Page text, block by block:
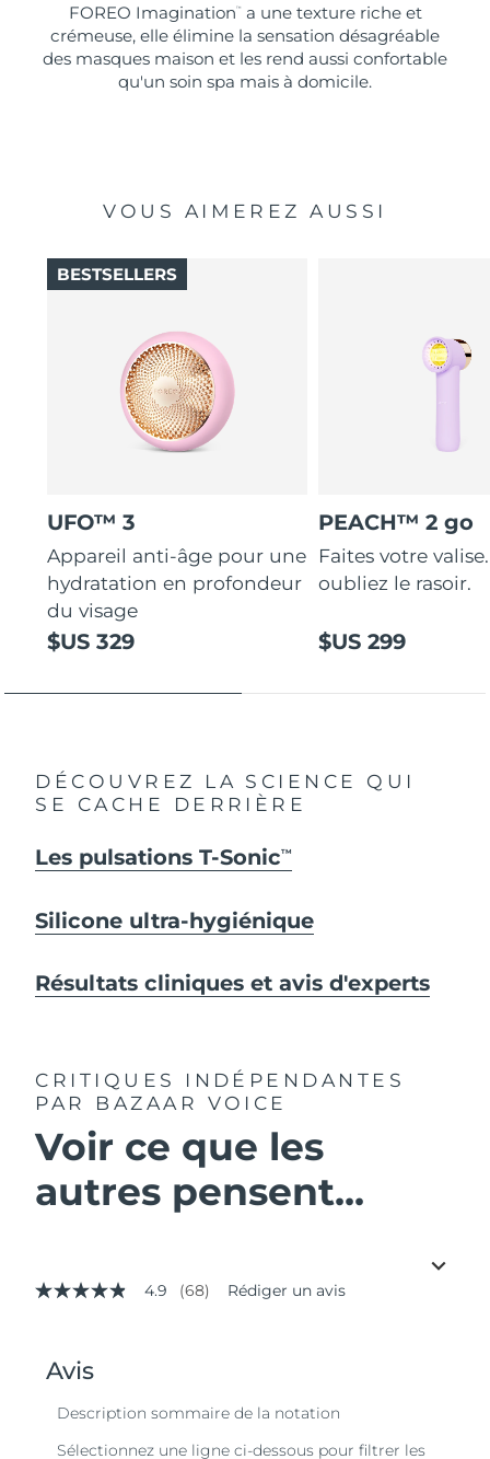
FOREO Imagination ™
a une texture riche et
crémeuse, elle élimine la sensation désagréable
des masques maison et les rend aussi confortable
qu'un soin spa mais à domicile.
VOUS AIMEREZ AUSSI
UFO™ 3
Appareil anti-âge pour une
hydratation en profondeur
du visage
$US 329
BESTSELLERS
PEACH™ 2 go
Faites votre
oubliez le rasoir.
$US 299
DÉCOUVREZ LA SCIENCE QUI
SE CACHE DERRIÈRE
Les pulsations T-SonicTM
Silicone ultra-hygiénique
Résultats cliniques et avis d'experts
CRITIQUES INDÉPENDANTES
PAR BAZAAR VOICE
Voir ce que les
autres pensent...
4.9
valeur
de
note
4.9 (68) Rédiger un avis